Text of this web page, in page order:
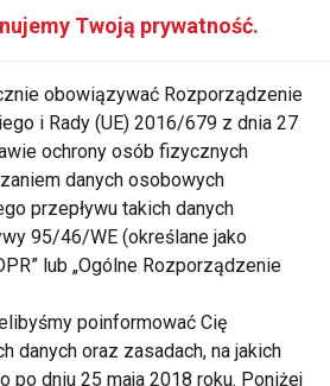
lekcji konwencji.
– w klubie SYMETRIS w
szkolenie z mistrzem stylu
i prezenter fitness,
instruktorów, jak prowadzić
lekcję House2Fit.
lekcji fitness opartej
to doskonała okazja do
warsztatu o nową technikę.
na j. polski.
Twoją prywatność.
obowiązywać Rozporządzenie
i Rady (UE) 2016/679 z dnia 27
ochrony osób fizycznych
danych osobowych
przepływu takich danych
95/46/WE (określane jako
lub „Ogólne Rozporządzenie
poinformować Cię
danych oraz zasadach, na jakich
po dniu 25 maja 2018 roku. Poniżej